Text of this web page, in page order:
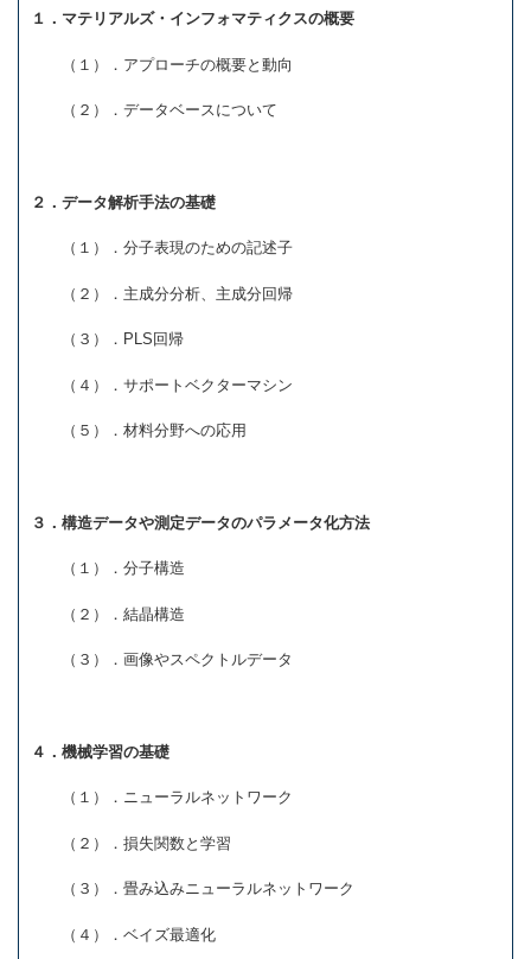
１．マテリアルズ・インフォマティクスの概要
（１）．アプローチの概要と動向
（２）．データベースについて
２．データ解析手法の基礎
（１）．分子表現のための記述子
（２）．主成分分析、主成分回帰
（３）．PLS回帰
（４）．サポートベクターマシン
（５）．材料分野への応用
３．構造データや測定データのパラメータ化方法
（１）．分子構造
（２）．結晶構造
（３）．画像やスペクトルデータ
４．機械学習の基礎
（１）．ニューラルネットワーク
（２）．損失関数と学習
（３）．畳み込みニューラルネットワーク
（４）．ベイズ最適化